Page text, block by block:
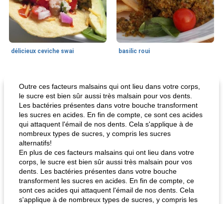
délicieux ceviche swai basilic roui
pois chiches rôtis aux épices amandes au cheddar rôti
Outre ces facteurs malsains qui ont lieu dans votre corps,
le sucre est bien sûr aussi très malsain pour vos dents.
Les bactéries présentes dans votre bouche transforment
les sucres en acides. En fin de compte, ce sont ces acides
qui attaquent l'émail de nos dents. Cela s'applique à de
nombreux types de sucres, y compris les sucres
alternatifs!
En plus de ces facteurs malsains qui ont lieu dans votre
corps, le sucre est bien sûr aussi très malsain pour vos
dents. Les bactéries présentes dans votre bouche
transforment les sucres en acides. En fin de compte, ce
sont ces acides qui attaquent l'émail de nos dents. Cela
s'applique à de nombreux types de sucres, y compris les